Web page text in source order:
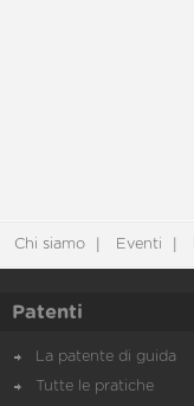
Chi siamo Eventi
Patenti
La patente di guida
Tutte le pratiche